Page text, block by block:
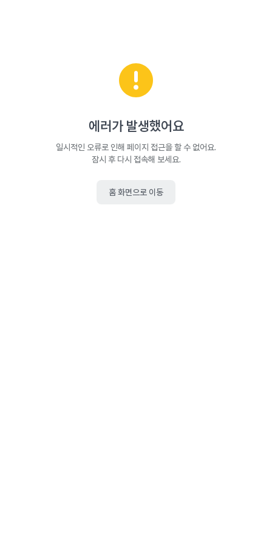
에러가 발생했어요
일시적인 오류로 인해 페이지 접근을 할 수 없어요.
잠시 후 다시 접속해 보세요.
홈 화면으로 이동